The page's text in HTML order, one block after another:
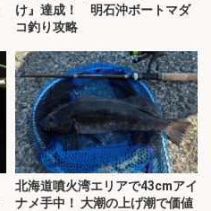
け』達成！ 明石沖ボートマダ
コ釣り攻略
北海道噴火湾エリアで43cmアイ
ナメ手中！ 大潮の上げ潮で価値